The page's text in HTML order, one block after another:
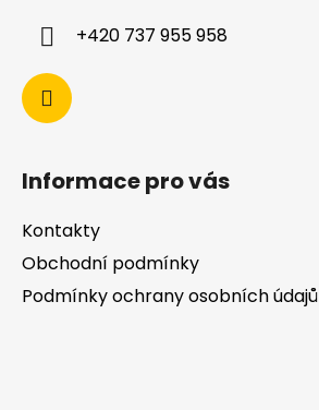
+420 737 955 958
Informace pro vás
Kontakty
Obchodní podmínky
Podmínky ochrany osobních údajů